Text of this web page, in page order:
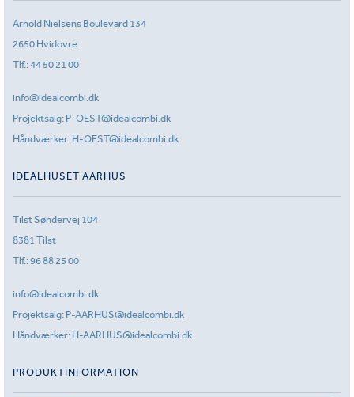
Arnold Nielsens Boulevard 134
2650 Hvidovre
Tlf.:44 50 21 00
info@idealcombi.dk
Projektsalg: P-OEST@idealcombi.dk
Håndværker: H-OEST@idealcombi.dk
IDEALHUSET AARHUS
Tilst Søndervej 104
8381 Tilst
Tlf.:96 88 25 00
info@idealcombi.dk
Projektsalg: P-AARHUS@idealcombi.dk
Håndværker: H-AARHUS@idealcombi.dk
PRODUKTINFORMATION